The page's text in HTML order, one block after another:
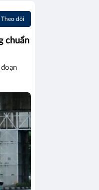
Theo dõi
chuẩn